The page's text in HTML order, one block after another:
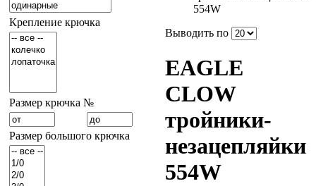
Крепление крючка
Размер крючка №
Размер большого крючка
554W
Выводить по
EAGLE
CLOW
тройники-
незацепляйки
554W